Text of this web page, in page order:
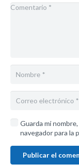
Guarda mi
navegador para la
Publicar el